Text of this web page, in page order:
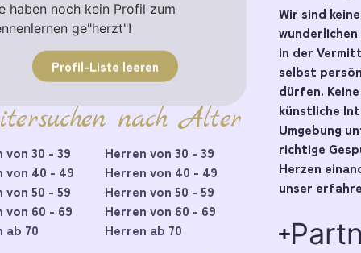
haben noch kein Profil zum
ge"herzt"!
Profil-Liste leeren
nach Alter
von 30 - 39
von 40 - 49
von 50 - 59
von 60 - 69
ab 70
Herren von 30 - 39
Herren von 40 - 49
Herren von 50 - 59
Herren von 60 - 69
Herren ab 70
Wir sind
in der
selbst
dürfen.
künstliche
Umgebung
richtige
Herzen
unser